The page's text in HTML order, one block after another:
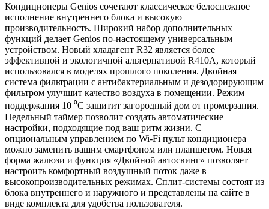
Кондиционеры Genios сочетают классическое белоснежное
исполнение внутреннего блока и высокую
производительность. Широкий набор дополнительных
функций делает Genios по-настоящему универсальным
устройством. Новый хладагент R32 является более
эффективной и экологичной альтернативой R410A, который
использовался в моделях прошлого поколения. Двойная
система фильтрации с антибактериальным и дезодорирующим
фильтром улучшит качество воздуха в помещении. Режим
поддержания 10 ⁰С защитит загородный дом от промерзания.
Недельный таймер позволит создать автоматические
настройки, подходящие под ваш ритм жизни. С
опциональным управлением по Wi-Fi пульт кондиционера
можно заменить вашим смартфоном или планшетом. Новая
форма жалюзи и функция «Двойной автосвинг» позволяет
настроить комфортный воздушный поток даже в
высокопроизводительных режимах. Сплит-системы состоят из
блока внутреннего и наружного и представлены на сайте в
виде комплекта для удобства пользователя.